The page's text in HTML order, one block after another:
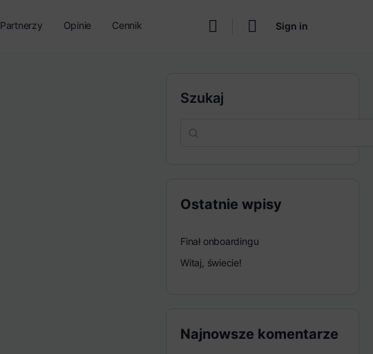
Partnerzy Opinie Cennik Sign in
Szukaj
Ostatnie wpisy
Finał onboardingu
Witaj, świecie!
Najnowsze komentarze